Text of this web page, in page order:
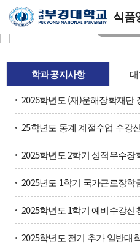
식품
학과 공지사항
2026학년도 (재)운해장학재단
25학년도 동계 계절수업 수강
2025년도 1학기 국가근로장학
2025학년도 1학기 예비수강신